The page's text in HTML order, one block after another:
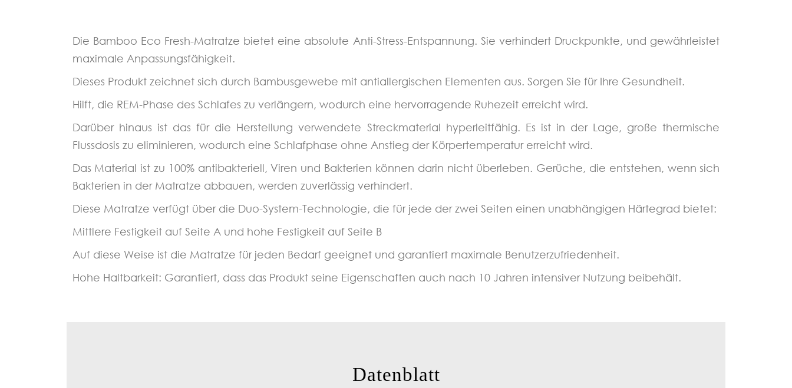
Die Bamboo Eco Fresh-Matratze bietet eine absolute Anti-Stress-Entspannung. Sie verhindert Druckpunkte, und gewährleistet
maximale Anpassungsfähigkeit.
Dieses Produkt zeichnet sich durch Bambusgewebe mit antiallergischen Elementen aus. Sorgen Sie für Ihre Gesundheit.
Hilft, die REM-Phase des Schlafes zu verlängern, wodurch eine hervorragende Ruhezeit erreicht wird.
Darüber hinaus ist das für die Herstellung verwendete Streckmaterial hyperleitfähig. Es ist in der Lage, große thermische
Flussdosis zu eliminieren, wodurch eine Schlafphase ohne Anstieg der Körpertemperatur erreicht wird.
Das Material ist zu 100% antibakteriell, Viren und Bakterien können darin nicht überleben. Gerüche, die entstehen, wenn sich
Bakterien in der Matratze abbauen, werden zuverlässig verhindert.
Diese Matratze verfügt über die Duo-System-Technologie, die für jede der zwei Seiten einen unabhängigen Härtegrad bietet:
Mittlere Festigkeit auf Seite A und hohe Festigkeit auf Seite B
Auf diese Weise ist die Matratze für jeden Bedarf geeignet und garantiert maximale Benutzerzufriedenheit.
Hohe Haltbarkeit: Garantiert, dass das Produkt seine Eigenschaften auch nach 10 Jahren intensiver Nutzung beibehält.
Datenblatt